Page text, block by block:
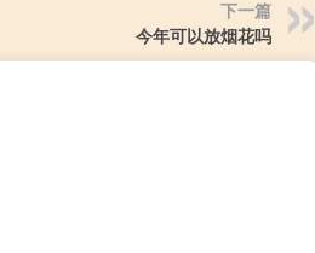
下一篇
今年可以放烟花吗